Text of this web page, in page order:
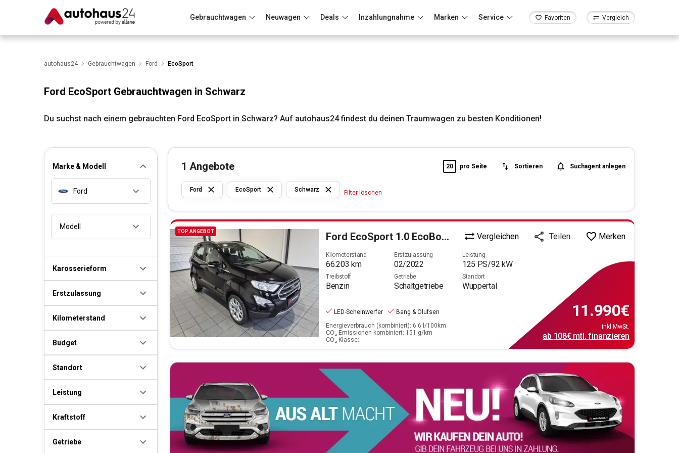
Gebrauchtwagen Neuwagen Deals Inzahlungnahme Marken Service Favoriten Vergleich
Wir bewerten dein AutoRund um die Inzahlungnahme
autohaus24 Gebrauchtwagen Ford EcoSport
Ford EcoSport Gebrauchtwagen in Schwarz
Du suchst nach einem gebrauchten Ford EcoSport in Schwarz? Auf autohaus24 findest du deinen Traumwagen zu besten Konditionen!
Marke & Modell
Ford
Modell
Karosserieform
Erstzulassung
Kilometerstand
Budget
Standort
Leistung
Kraftstoff
Getriebe
1 Angebote
Schwarz
Filter löschen
20 pro Seite Sortieren Suchagent anlegen
Ford EcoSport Schwarz Filter löschen
TOP ANGEBOT Ford EcoSport 1.0 EcoBoost Titanium Start/Stopp (EURO 6 Vergleichen Teilen Merken
Kilometerstand
66.203 km
Erstzulassung
02/2022
Leistung
125 PS/92 kW
Treibstoff
Benzin
Getriebe
Schaltgetriebe
Standort
Wuppertal
LED-Scheinwerfer
Bang & Olufsen
Energieverbrauch (kombiniert): 6.6 l/100km
CO₂-Emissionen kombiniert: 151 g/km
CO₂-Klasse:
11.990€
inkl.MwSt.
ab 108€mtl. finanzieren